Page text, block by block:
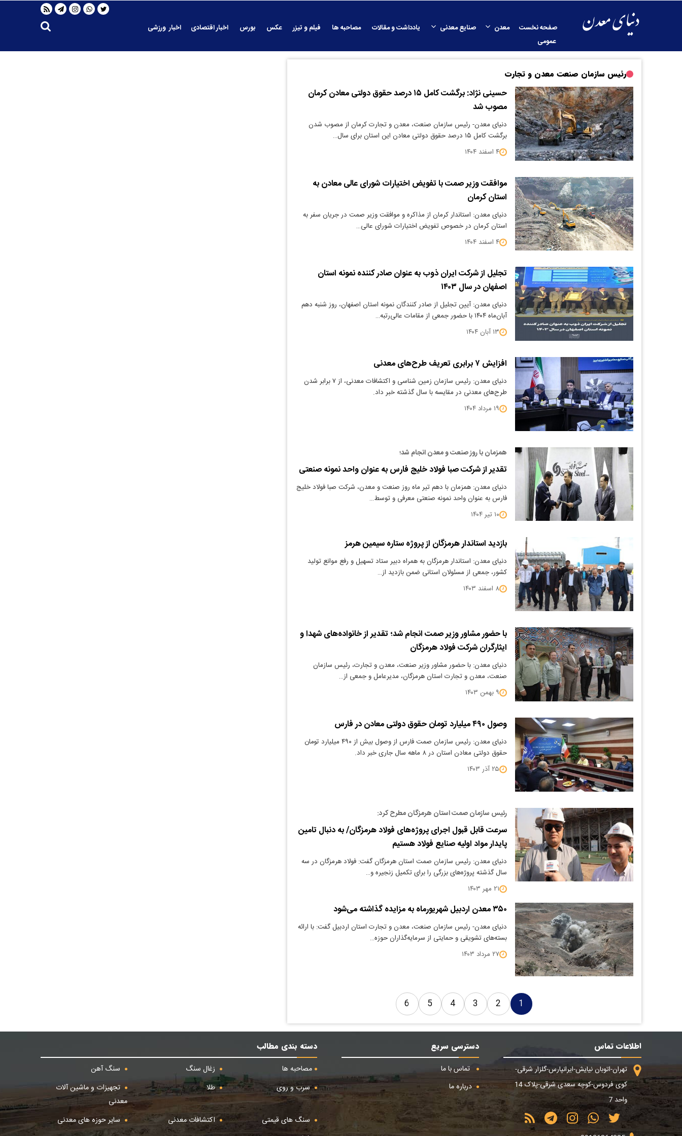
صفحه نخست معدن صنایع معدنی یادداشت و مقالات مصاحبه ها فیلم و تیزر عکس بورس اخبار اقتصادی
اخبار ورزشی
عمومی
رئیس سازمان صنعت معدن و تجارت
حسینی نژاد: برگشت کامل ۱۵ درصد حقوق دولتی معادن کرمان
مصوب شد
دنیای معدن- رئیس سازمان صنعت، معدن و تجارت کرمان از مصوب شدن
برگشت کامل ۱۵ درصد حقوق دولتی معادن این استان برای سال…
۴ اسفند ۱۴۰۴
موافقت وزیر صمت با تفویض اختیارات شورای عالی معادن به
استان کرمان
دنیای معدن: استاندار کرمان از مذاکره و موافقت وزیر صمت در جریان سفر به
استان کرمان در خصوص تفویض اختیارات شورای عالی…
۴ اسفند ۱۴۰۴
تجلیل از شرکت ایران‌ ذوب به عنوان صادر کننده نمونه استان
اصفهان در سال ۱۴۰۳
دنیای معدن: آیین تجلیل از صادر کنندگان نمونه استان اصفهان، روز شنبه دهم
آبان‌ماه ۱۴۰۴ با حضور جمعی از مقامات عالی‌رتبه…
۱۳ آبان ۱۴۰۴
افزایش ۷ برابری تعریف طرح‌های معدنی
دنیای معدن: رئیس سازمان زمین شناسی و اکتشافات معدنی، از ۷ برابر شدن
طرح‌های معدنی در مقایسه با سال گذشته خبر داد.
۱۹ مرداد ۱۴۰۴
همزمان با روز صنعت و معدن انجام شد؛
تقدیر از شرکت صبا فولاد خلیج فارس به عنوان واحد نمونه صنعتی
دنیای معدن: همزمان با دهم تیر ماه روز صنعت و معدن، شرکت صبا فولاد خلیج
فارس به عنوان واحد نمونه صنعتی معرفی و توسط…
۱۰ تیر ۱۴۰۴
بازدید استاندار هرمزگان از پروژه ستاره سیمین هرمز
دنیای معدن: استاندار هرمزگان به همراه دبیر ستاد تسهیل و رفع موانع تولید
کشور، جمعی از مسئولان استانی ضمن بازدید از…
۸ اسفند ۱۴۰۳
با حضور مشاور وزیر صمت انجام شد؛ تقدیر از خانواده‌های شهدا و
ایثارگران شرکت فولاد هرمزگان
دنیای معدن: با حضور مشاور وزیر صنعت، معدن و تجارت، رئیس سازمان
صنعت، معدن و تجارت استان هرمزگان، مدیرعامل و جمعی از…
۹ بهمن ۱۴۰۳
وصول ۴۹۰ میلیارد تومان حقوق دولتی معادن در فارس
دنیای معدن: رئیس سازمان صمت فارس از وصول بیش از ۴۹۰ میلیارد تومان
حقوق دولتی معادن استان در ۸ ماهه سال جاری خبر داد.
۲۵ آذر ۱۴۰۳
رئیس سازمان صمت استان هرمزگان مطرح کرد:
سرعت قابل قبول اجرای پروژه‌های فولاد هرمزگان/ به دنبال تامین
پایدار مواد اولیه صنایع فولاد هستیم
دنیای معدن: رئیس سازمان صمت استان هرمزگان گفت: فولاد هرمزگان در سه
سال گذشته پروژه‌های بزرگی را برای تکمیل زنجیره و…
۲۱ مهر ۱۴۰۳
۳۵۰ معدن اردبیل شهریورماه به مزایده گذاشته می‌شود
دنیای معدن- رئیس سازمان صنعت، معدن و تجارت استان اردبیل گفت: با ارائه
بسته‌های تشویقی و حمایتی از سرمایه‌گذاران حوزه…
۲۷ مرداد ۱۴۰۳
1
2
3
4
5
6
اطلاعات تماس
تهران-اتوبان نیایش-ایرانپارس-گلزار شرقی-
کوی فردوس-کوچه سعدی شرقی-پلاک 14
واحد 7
دسترسی سریع
تماس با ما
درباره ما
دسته بندی مطالب
مصاحبه ها
زغال سنگ
سنگ آهن
سرب و روی
طلا
تجهیزات و ماشین آلات
معدنی
سنگ های قیمتی
اکتشافات معدنی
سایر حوزه های معدنی